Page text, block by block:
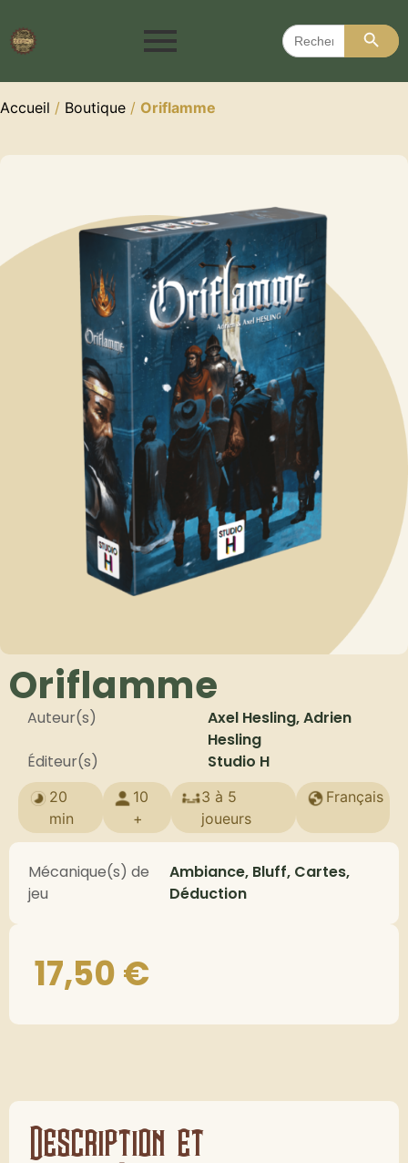
Search
for:
Search
Accueil / Boutique / Oriflamme
Oriflamme
Auteur(s)
Axel Hesling, Adrien
Hesling
Éditeur(s)
Studio H
20
min
10
+
3 à 5
joueurs
Français
Mécanique(s) de
jeu
Ambiance, Bluff, Cartes,
Déduction
17,50€
Description et